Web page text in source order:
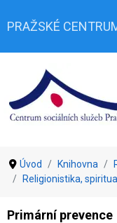
PRAŽSKÉ
Úvod Knihovna
Religionistika,
Primární prevence